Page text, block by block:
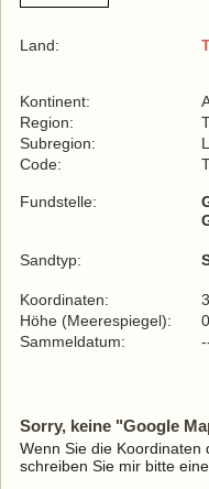
Land:
Kontinent:
Region:
Subregion:
Code:
Fundstelle:
Sandtyp:
Koordinaten:
Höhe (Meerespiegel):
Sammeldatum:
Sorry, keine "Google
Wenn Sie die Koordinaten
schreiben Sie mir bitte eine